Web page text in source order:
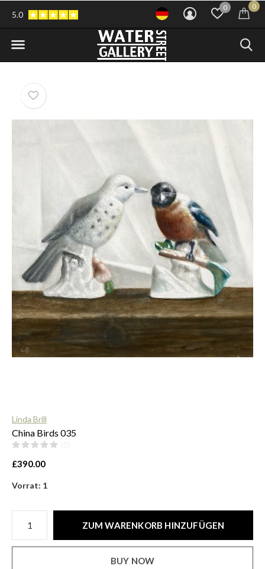
0 0
5.0
Linda Brill
China Birds 035
£390.00
Vorrat: 1
ZUM WARENKORB HINZUFÜGEN
BUY NOW